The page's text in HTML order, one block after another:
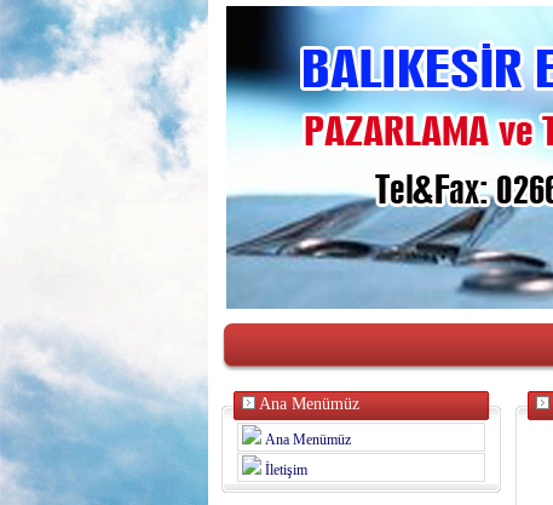
Ana Menümüz
Ana Menümüz
İletişim